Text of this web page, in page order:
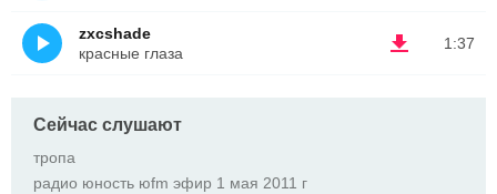
1:37
zxcshade
красные глаза
Сейчас слушают
тропа
радио юность юfm эфир 1 мая 2011 г